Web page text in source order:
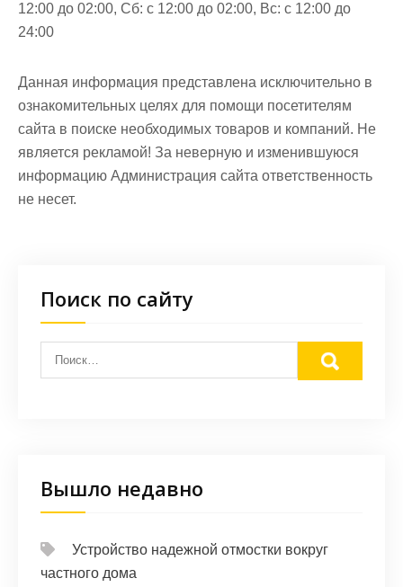
12:00 до 02:00, Сб: с 12:00 до 02:00, Вс: с 12:00 до
24:00
Данная информация представлена исключительно в
ознакомительных целях для помощи посетителям
сайта в поиске необходимых товаров и компаний. Не
является рекламой! За неверную и изменившуюся
информацию Администрация сайта ответственность
не несет.
Поиск по сайту
Вышло недавно
Устройство надежной отмостки вокруг
частного дома